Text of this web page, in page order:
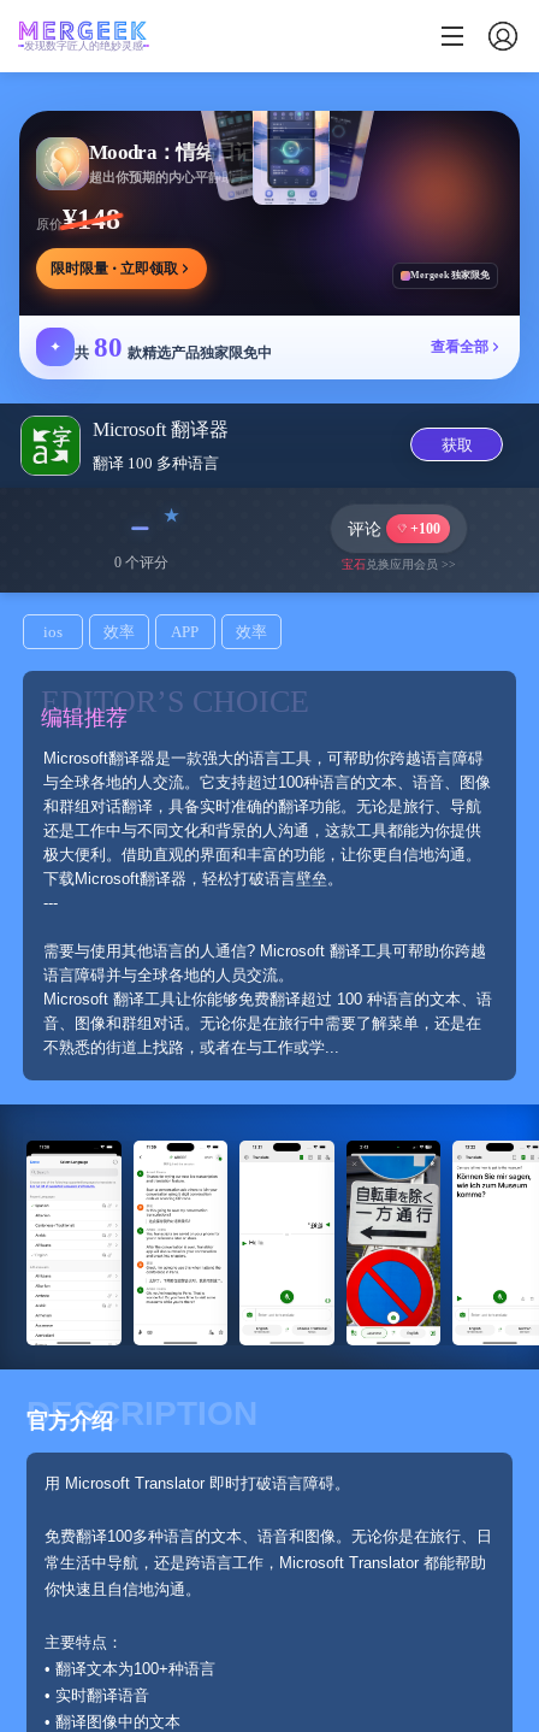
发现数字匠人的绝妙灵感
Moodra：情绪日记
超出你预期的内心平静助手
原价¥148
限时限量 · 立即领取 Mergeek 独家限免
✦ 共 80 款精选产品独家限免中 查看全部
Microsoft 翻译器
翻译 100 多种语‪言‬
获取
﹣
0 个评分
评论 +100
宝石兑换应用会员 >>
ios 效率 APP 效率
EDITOR’S CHOICE
编辑推荐
Microsoft翻译器是一款强大的语言工具，可帮助你跨越语言障碍
与全球各地的人交流。它支持超过100种语言的文本、语音、图像
和群组对话翻译，具备实时准确的翻译功能。无论是旅行、导航
还是工作中与不同文化和背景的人沟通，这款工具都能为你提供
极大便利。借助直观的界面和丰富的功能，让你更自信地沟通。
下载Microsoft翻译器，轻松打破语言壁垒。
---
需要与使用其他语言的人通信? Microsoft 翻译工具可帮助你跨越
语言障碍并与全球各地的人员交流。
Microsoft 翻译工具让你能够免费翻译超过 100 种语言的文本、语
音、图像和群组对话。无论你是在旅行中需要了解菜单，还是在
不熟悉的街道上找路，或者在与工作或学...
DESCRIPTION
官方介绍
用 Microsoft Translator 即时打破语言障碍。
免费翻译100多种语言的文本、语音和图像。无论你是在旅行、日
常生活中导航，还是跨语言工作，Microsoft Translator 都能帮助
你快速且自信地沟通。
主要特点：
• 翻译文本为100+种语言
• 实时翻译语音
• 翻译图像中的文本